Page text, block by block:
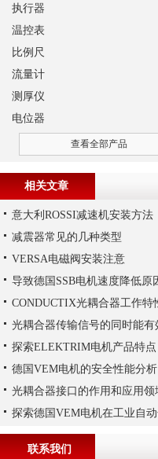
执行器
温控表
比例尺
流量计
测厚仪
电位器
查看全部产品
相关文章
意大利ROSSI减速机安装方法
减震器常见的几种类型
VERSA电磁阀安装注意
探索ELEKTRIM电机产品特点
德国VEM电机的安全性能分析
联系我们